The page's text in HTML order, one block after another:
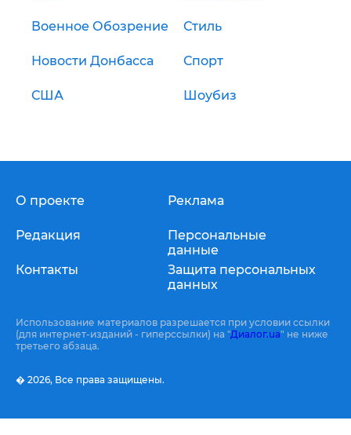
Военное Обозрение Стиль
Новости Донбасса Спорт
США Шоубиз
О проекте
Редакция
Контакты
Реклама
Персональные
данные
Защита персональных
данных
Использование материалов разрешается при условии ссылки
(для интернет-изданий - гиперссылки) на "Диалог.ua" не ниже
третьего абзаца.
� 2026, Все права защищены.